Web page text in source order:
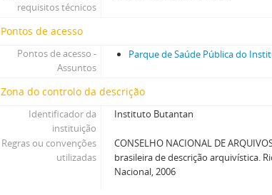
requisitos técnicos
Pontos de acesso
Pontos de acesso -
Assuntos
Parque de Saúde Pública do
Zona do controlo da descrição
Identificador da
instituição
Instituto Butantan
Regras ou convenções
utilizadas
CONSELHO NACIONAL DE
brasileira de descrição arquivística.
Nacional, 2006